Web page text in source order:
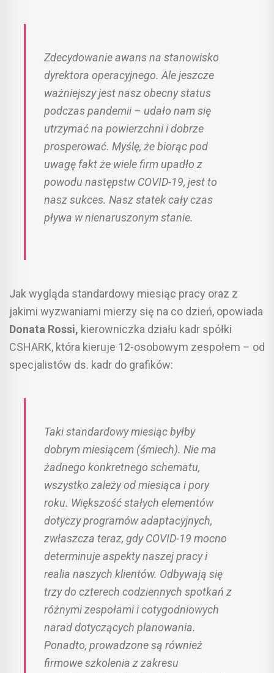
Zdecydowanie awans na stanowisko
dyrektora operacyjnego. Ale jeszcze
ważniejszy jest nasz obecny status
podczas pandemii – udało nam się
utrzymać na powierzchni i dobrze
prosperować. Myślę, że biorąc pod
uwagę fakt że wiele firm upadło z
powodu następstw COVID-19, jest to
nasz sukces. Nasz statek cały czas
pływa w nienaruszonym stanie.
Jak wygląda standardowy miesiąc pracy oraz z
jakimi wyzwaniami mierzy się na co dzień, opowiada
Donata Rossi, kierowniczka działu kadr spółki
CSHARK, która kieruje 12-osobowym zespołem – od
specjalistów ds. kadr do grafików:
Taki standardowy miesiąc byłby
dobrym miesiącem (śmiech). Nie ma
żadnego konkretnego schematu,
wszystko zależy od miesiąca i pory
roku. Większość stałych elementów
dotyczy programów adaptacyjnych,
zwłaszcza teraz, gdy COVID-19 mocno
determinuje aspekty naszej pracy i
realia naszych klientów. Odbywają się
trzy do czterech codziennych spotkań z
różnymi zespołami i cotygodniowych
narad dotyczących planowania.
Ponadto, prowadzone są również
firmowe szkolenia z zakresu